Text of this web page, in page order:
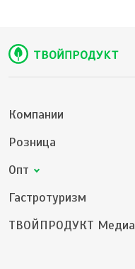
Компании
Розница
Опт
Гастротуризм
ТВОЙПРОДУКТ Медиа